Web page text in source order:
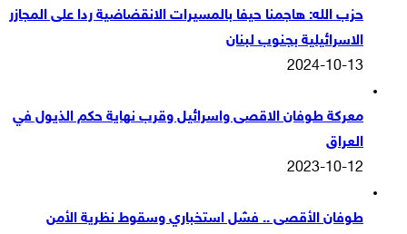
حزب الله: هاجمنا حيفا بالمسيرات الانقضاضية ردا على المجازر
الاسرائيلية بجنوب لبنان
2024-10-13
معركة طوفان الاقصى واسرائيل وقرب نهاية حكم الذيول في
العراق
2023-10-12
طوفان الأقصى .. فشل استخباري وسقوط نظرية الأمن